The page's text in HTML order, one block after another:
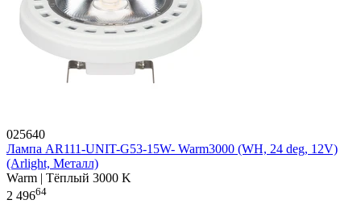
025640
Лампа AR111-UNIT-G53-15W- Warm3000 (WH, 24 deg, 12V)
(Arlight, Металл)
Warm | Тёплый 3000 K
2 49664